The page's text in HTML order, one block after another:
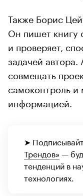
Также Борис
Он пишет книгу
и проверяет,
задачей
совмещать
самоконтроль и
информацией.
➤
Трендов» —
тенденций в
технологиях.